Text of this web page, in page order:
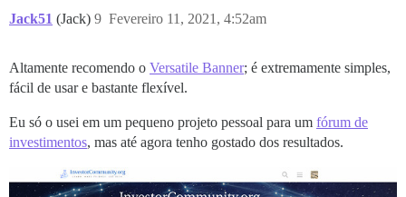
Jack51 (Jack) Fevereiro 11, 2021, 4:52am
9
Altamente recomendo o Versatile Banner; é extremamente simples,
fácil de usar e bastante flexível.
Eu só o usei em um pequeno projeto pessoal para um fórum de
investimentos, mas até agora tenho gostado dos resultados.